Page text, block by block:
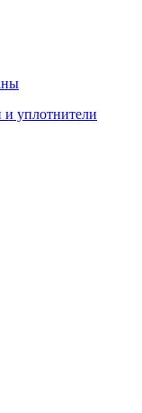
и уплотнители